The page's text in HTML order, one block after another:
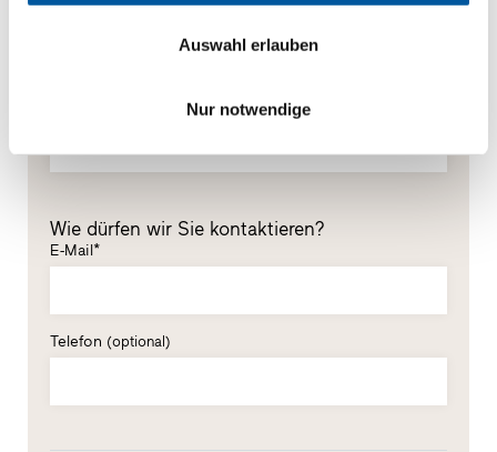
Auswahl erlauben
Nur notwendige
Wie dürfen wir Sie kontaktieren?
E-Mail*
Telefon (optional)